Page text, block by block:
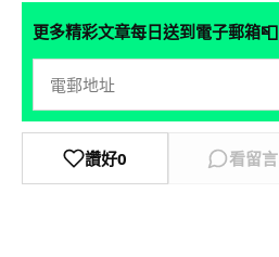
更多精彩文章每日送到電子郵箱📮
讚好0 看留言